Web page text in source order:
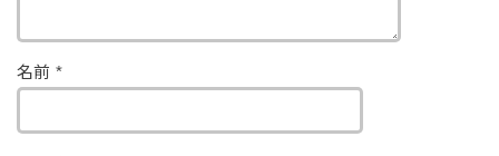
名前 *